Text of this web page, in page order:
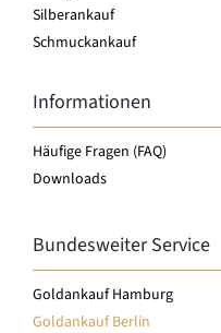
Silberankauf
Schmuckankauf
Informationen
Häufige Fragen (FAQ)
Downloads
Bundesweiter Service
Goldankauf Hamburg
Goldankauf Berlin